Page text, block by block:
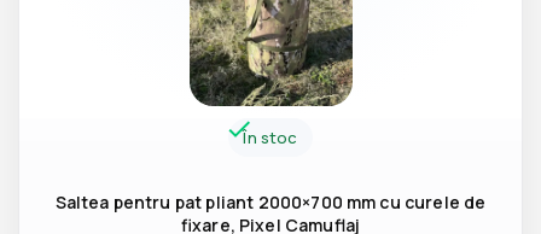
În stoc
Saltea pentru pat pliant 2000×700 mm cu curele de
fixare, Pixel Camuflaj